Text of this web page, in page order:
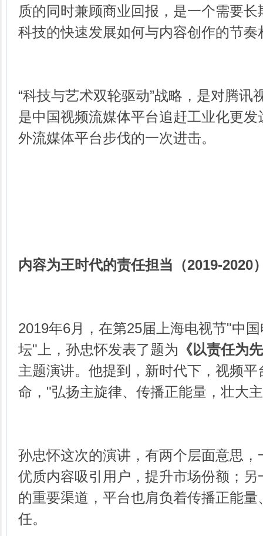
质的同时兼顾商业回报，是一个需要
科技的快速发展如何与内容创作的节奏
“科技与艺术双轮驱动”战略，是对腾讯
是中国视频流媒体平台追赶工业化更
外流媒体平台步伐的一次进击。
内容为王时代的责任担当（2019-2020
2019年6月，在第25届上海电视节"中
坛"上，孙忠怀发表了题为 《以责任为
主题演讲。他提到，新时代下，视频
命，"弘扬主旋律、传播正能量，壮大
孙忠怀这次的演讲，有两个层面意思
优质内容吸引用户，提升市场份额；
的重要渠道，平台也肩负着传播正能
任。